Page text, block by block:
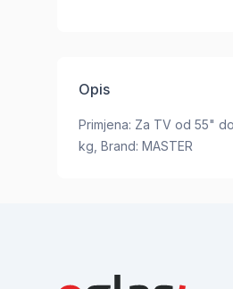
Opis
Primjena: Za TV od 55"
kg, Brand: MASTER